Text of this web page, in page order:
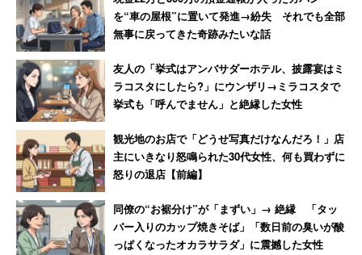
を“車の屋根”に置いて発進→紛失 それでも全部
無事に戻ってきた奇跡みたいな話
友人の「挙式はアンバサダーホテル、披露宴はミ
ラコスタにしたら?」にウンザリ→ミラコスタで
挙式も「呼んでません」と絶縁した女性
観光地のお店で「どうせ写真だけなんだろ！」店
主にいきなり怒鳴られた30代女性、何も買わずに
怒りの退店【前編】
同僚の“お裾分け”が「まずい」→ 絶縁 「タッ
パー入りのカップ焼きそば」「数日前の臭いが酸
っぱくなったオカラサラダ」に震撼した女性